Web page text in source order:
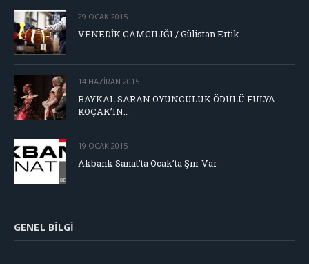
29 OCAK 2015
VENEDİK CAMCILIĞI / Gülistan Ertik
14 HAZIRAN 2015
BAYKAL SARAN OYUNCULUK ÖDÜLÜ FULYA
KOÇAK’IN…
19 OCAK 2015
Akbank Sanat’ta Ocak’ta Şiir Var
GENEL BILGI